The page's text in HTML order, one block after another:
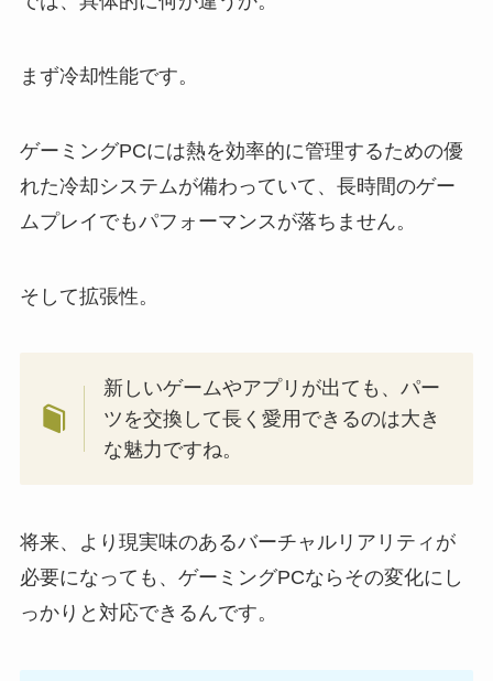
まず冷却性能です。
ゲーミングPCには熱を効率的に管理するための優
れた冷却システムが備わっていて、長時間のゲー
ムプレイでもパフォーマンスが落ちません。
そして拡張性。
新しいゲームやアプリが出ても、パー
ツを交換して長く愛用できるのは大き
な魅力ですね。
将来、より現実味のあるバーチャルリアリティが
必要になっても、ゲーミングPCならその変化にし
っかりと対応できるんです。